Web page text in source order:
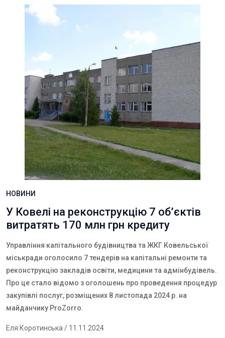
НОВИНИ
У Ковелі на реконструкцію 7 об’єктів
витратять 170 млн грн кредиту
Управління капітального будівництва та ЖКГ Ковельської
міськради оголосило 7 тендерів на капітальні ремонти та
реконструкцію закладів освіти, медицини та адмінбудівель.
Про це стало відомо з оголошень про проведення процедур
закупівлі послуг, розміщених 8 листопада 2024 р. на
майданчику ProZorro.
Еля Коротинська / 11.11.2024